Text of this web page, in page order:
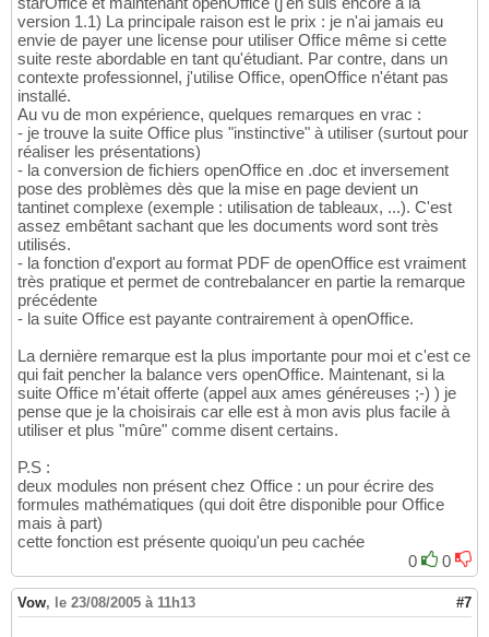
version 1.1) La principale raison est le prix : je n'ai jamais eu
envie de payer une license pour utiliser Office même si cette
suite reste abordable en tant qu'étudiant. Par contre, dans un
contexte professionnel, j'utilise Office, openOffice n'étant pas
installé.
Au vu de mon expérience, quelques remarques en vrac :
- je trouve la suite Office plus "instinctive" à utiliser (surtout pour
réaliser les présentations)
- la conversion de fichiers openOffice en .doc et inversement
pose des problèmes dès que la mise en page devient un
tantinet complexe (exemple : utilisation de tableaux, ...). C'est
assez embêtant sachant que les documents word sont très
utilisés.
- la fonction d'export au format PDF de openOffice est vraiment
très pratique et permet de contrebalancer en partie la remarque
précédente
- la suite Office est payante contrairement à openOffice.
La dernière remarque est la plus importante pour moi et c'est ce
qui fait pencher la balance vers openOffice. Maintenant, si la
suite Office m'était offerte (appel aux ames généreuses ;-) ) je
pense que je la choisirais car elle est à mon avis plus facile à
utiliser et plus "mûre" comme disent certains.
P.S :
deux modules non présent chez Office : un pour écrire des
formules mathématiques (qui doit être disponible pour Office
mais à part)
cette fonction est présente quoiqu'un peu cachée
0
0
Vow, le 23/08/2005 à 11h13 #7